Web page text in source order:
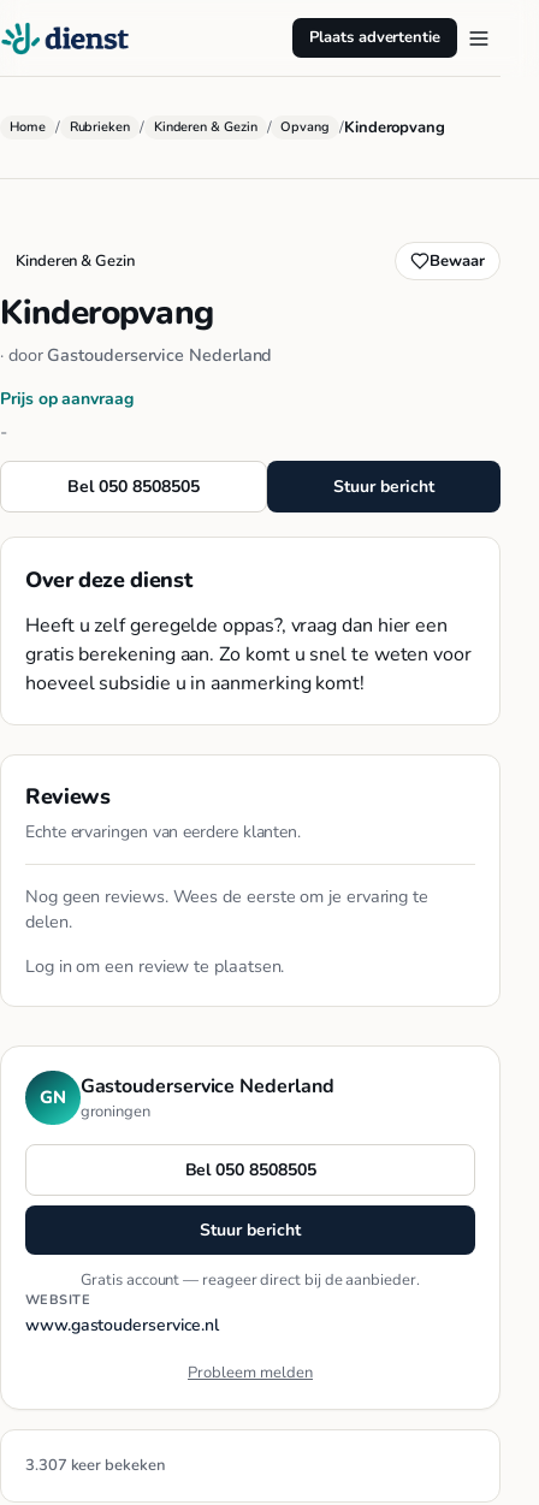
Plaats advertentie
Home / Rubrieken / Kinderen & Gezin / Opvang /Kinderopvang
Kinderen & Gezin Bewaar
Kinderopvang
· door Gastouderservice Nederland
Prijs op aanvraag
-
Bel 050 8508505 Stuur bericht
Over deze dienst
Heeft u zelf geregelde oppas?, vraag dan hier een
gratis berekening aan. Zo komt u snel te weten voor
hoeveel subsidie u in aanmerking komt!
Reviews
Echte ervaringen van eerdere klanten.
Nog geen reviews. Wees de eerste om je ervaring te
delen.
Log in om een review te plaatsen.
GN Gastouderservice Nederland
groningen
Bel 050 8508505
Stuur bericht
Gratis account — reageer direct bij de aanbieder.
WEBSITE
www.gastouderservice.nl
Probleem melden
3.307 keer bekeken